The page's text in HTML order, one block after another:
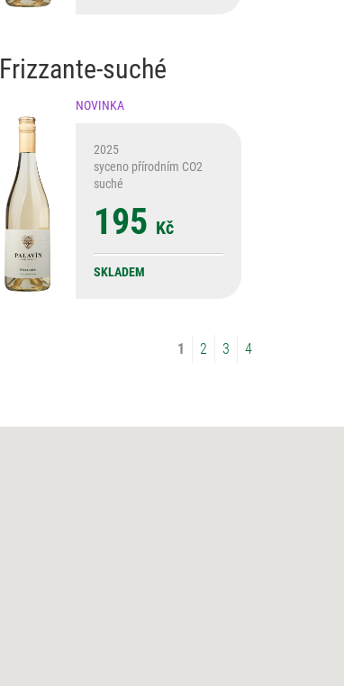
Frizzante-suché
NOVINKA
2025
syceno přírodním CO2
suché
195 Kč
SKLADEM
1 2 3 4